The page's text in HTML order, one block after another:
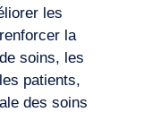
les
la
soins, les
patients,
des soins